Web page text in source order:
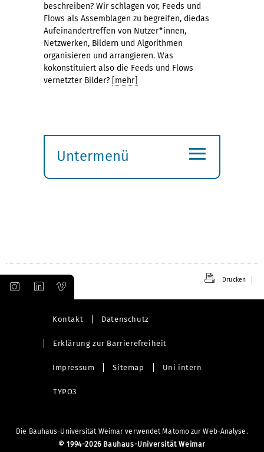
beschreiben? Wir schlagen vor, Feeds und
Flows als Assemblagen zu begreifen, diedas
Aufeinandertreffen von Nutzer*innen,
Netzwerken, Bildern und Algorithmen
organisieren und arrangieren. Was
kokonstituiert also die Feeds und Flows
vernetzter Bilder? [mehr]
Untermenü
≡
Drucken
Kontakt Datenschutz
Erklärung zur Barrierefreiheit
Impressum Sitemap Uni intern
TYPO3
Die Bauhaus-Universität Weimar verwendet Matomo zur Web-Analyse.
© 1994-2026 Bauhaus-Universität Weimar